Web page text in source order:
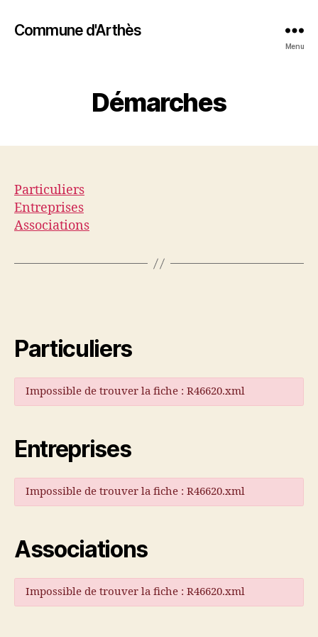
Commune d'Arthès
Menu
Démarches
Particuliers
Entreprises
Associations
Particuliers
Impossible de trouver la fiche : R46620.xml
Entreprises
Impossible de trouver la fiche : R46620.xml
Associations
Impossible de trouver la fiche : R46620.xml